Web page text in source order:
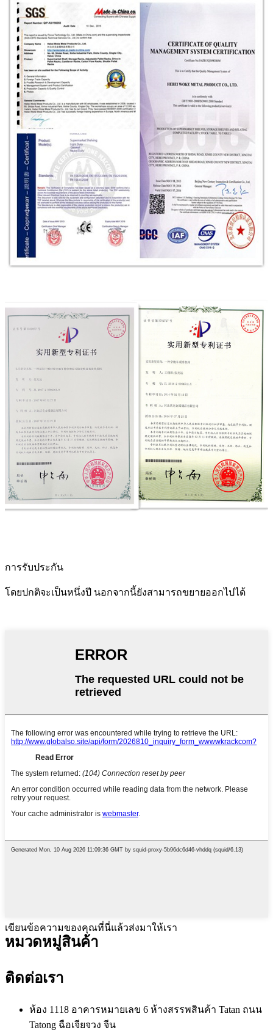
การรับประกัน
โดยปกติจะเป็นหนึ่งปี นอกจากนี้ยังสามารถขยายออกไปได้
เขียนข้อความของคุณที่นี่แล้วส่งมาให้เรา
หมวดหมู่สินค้า
ติดต่อเรา
ห้อง 1118 อาคารหมายเลข 6 ห้างสรรพสินค้า Tatan ถนน
Tatong ฉือเจียจวง จีน